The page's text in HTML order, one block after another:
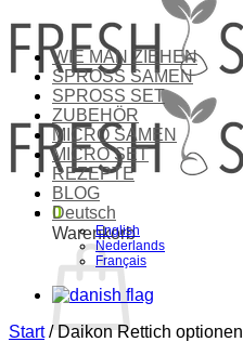
0
Warenkorb
WIE MAN ZIEHEN
SPROSS SAMEN
SPROSS SET
ZUBEHÖR
MICRO SAMEN
MICRO SET
REZEPTE
BLOG
Deutsch
English
Nederlands
Français
Start /Daikon Rettich optionen